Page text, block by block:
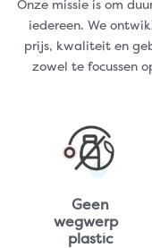
Onze missie is om
iedereen. We
prijs, kwaliteit en
zowel te focussen
Geen
wegwerp
plastic